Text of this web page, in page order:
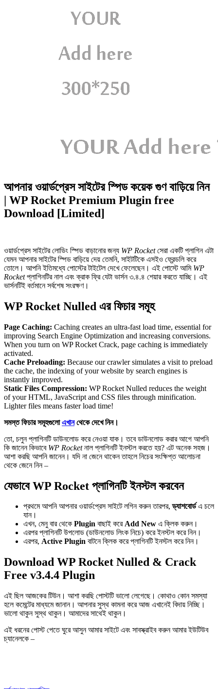
আপনার ওয়ার্ডপ্রেস সাইটের স্পিড কয়েক গুণ বাড়িয়ে নিন
| WP Rocket Premium Plugin free
Download [Limited]
ওয়ার্ডপ্রেস সাইটের লোডিং স্পিড বাড়ানোর জন্য WP Rocketসেরা একটি প্লাগিন এটা
যেমন আপনার সাইটের স্পিড বাড়িয়ে দেয় তেমনি, সাইটটিকে এসইও ফ্রেন্ডলি করে
তোলে। আপনি ইতিমধ্যে পোস্টের টাইটেল দেখে ফেলেছেন। এই পোস্টে আমি WP
Rocketপ্লাগিনটির নাল এবং ক্রাক ফ্রি যেটা ভার্সন ৩.৪.৪ শেয়ার করতে যাচ্ছি। এই
ভার্সনটিই বর্তমানে সর্বশেষ সংরক্ষণ।
WP Rocket Nulled এর ফিচার সমূহ
Page Caching: Caching creates an ultra-fast load time, essential for
improving Search Engine Optimization and increasing conversions.
When you turn on WP Rocket Crack, page caching is immediately
activated.
Cache Preloading: Because our crawler simulates a visit to preload
the cache, the indexing of your website by search engines is
instantly improved.
Static Files Compression: WP Rocket Nulled reduces the weight
of your HTML, JavaScript and CSS files through minification.
Lighter files means faster load time!
সমস্ত ফিচার সমূহগুলোএখানথেকে দেখে নিন।
তো, চলুন প্লাগিনটি ডাউনলোড করে নেওয়া যাক। তবে ডাউনলোড করার আগে আপনি
কি জানেন কিভাবে WP Rocketনাল প্লাগিনটি ইনস্টল করতে হয়? এট অনেক সহজ।
আশা করছি আপনি জানেন। যদি না জেনে থাকেন তাহলে নিচের সংক্ষিপ্ত আলোচনা
থেকে জেনে নিন –
যেভাবে WP Rocket প্লাগিনটি ইনস্টল করবেন
প্রথমে আপনি আপনার ওয়ার্ডপ্রেস সাইটে লগিন করুন তারপর,ড্যাশবোর্ডএ চলে
যান।
এখন, মেনু বার থেকে Plugin বাছাই করেAdd New এ ক্লিক করুন।
এরপর প্লাগিনটি উপলোড (ডাউনলোড লিংক নিচে) করে ইনস্টল করে নিন।
এরপর, Active Plugin বাটনে ক্লিক করে প্লাগিনটি ইনস্টল করে নিন।
Download WP Rocket Nulled & Crack
Free v3.4.4 Plugin
এই ছিল আজকের টিউন। আশা করছি পোস্টটি ভালো লেগেছে। কোথাও কোন সমস্যা
হলে কমেন্টের মাধ্যমে জানান। আপনার সুস্থ কামনা করে আজ এখানেই বিদায় নিচ্ছি।
ভালো থাকুন সুস্থ থাকুন। আমাদের সাথেই থাকুন।
এই ধরনের পোস্ট পেতে ঘুরে আসুন আমার সাইটে এবং সাবস্ক্রাইব করুন আমার ইউটিউব
চ্যানেলকে –